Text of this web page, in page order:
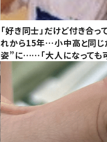
「好き同士」だけど付き合
れから15年…小中高と同じ
姿”に……「大人になっても